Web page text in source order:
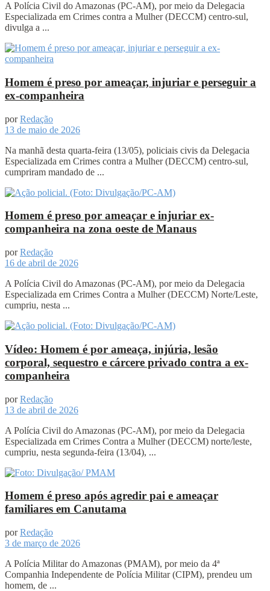
A Polícia Civil do Amazonas (PC-AM), por meio da Delegacia
Especializada em Crimes contra a Mulher (DECCM) centro-sul,
divulga a ...
Homem é preso por ameaçar, injuriar e perseguir a
ex-companheira
por Redação
13 de maio de 2026
Na manhã desta quarta-feira (13/05), policiais civis da Delegacia
Especializada em Crimes contra a Mulher (DECCM) centro-sul,
cumpriram mandado de ...
Homem é preso por ameaçar e injuriar ex-
companheira na zona oeste de Manaus
por Redação
16 de abril de 2026
A Polícia Civil do Amazonas (PC-AM), por meio da Delegacia
Especializada em Crimes Contra a Mulher (DECCM) Norte/Leste,
cumpriu, nesta ...
Vídeo: Homem é por ameaça, injúria, lesão
corporal, sequestro e cárcere privado contra a ex-
companheira
por Redação
13 de abril de 2026
A Polícia Civil do Amazonas (PC-AM), por meio da Delegacia
Especializada em Crimes Contra a Mulher (DECCM) norte/leste,
cumpriu, nesta segunda-feira (13/04), ...
Homem é preso após agredir pai e ameaçar
familiares em Canutama
por Redação
3 de março de 2026
A Polícia Militar do Amazonas (PMAM), por meio da 4ª
Companhia Independente de Polícia Militar (CIPM), prendeu um
homem, de ...